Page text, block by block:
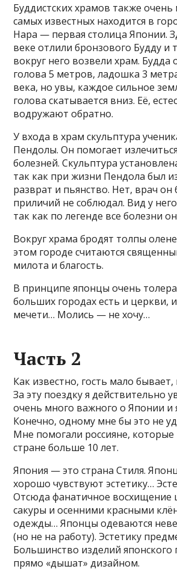
Буддистских храмов также
самых известных находится в
Нара — первая столица Японии.
веке отлили бронзового Будду и
вокруг него возвели храм. Будда
голова 5 метров, ладошка 3
века, но увы, каждое сильное
голова скатывается вниз. Её,
водружают обратно.
У входа в храм скульптура
Пендолы. Он помогает
болезней. Скульптура
так как при жизни Пендола был
разврат и пьянство. Нет, врач
приличий не соблюдал. Вид у
так как по легенде все болезни
Вокруг храма бродят толпы
этом городе считаются
милота и благость.
В принципе японцы очень
больших городах есть и церкви,
мечети… Молись — не хочу…
Часть 2
Как известно, гость мало
За эту поездку я действительно
очень много важного о Японии и
Конечно, одному мне бы это не
Мне помогали россияне,
стране больше 10 лет.
Япония — это страна Стиля.
хорошо чувствуют эстетику…
Отсюда фанатичное восхищение
сакуры и осенними красными
одежды… Японцы одеваются
(но не на работу). Эстетику
Большинство изделий японского
прямо «дышат» дизайном.